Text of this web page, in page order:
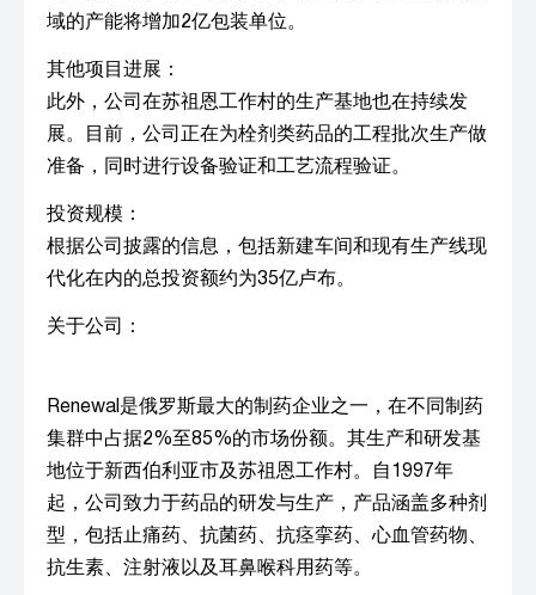
域的产能将增加2亿包装单位。
其他项目进展：
此外，公司在苏祖恩工作村的生产基地也在持续发
展。目前，公司正在为栓剂类药品的工程批次生产做
准备，同时进行设备验证和工艺流程验证。
投资规模：
根据公司披露的信息，包括新建车间和现有生产线现
代化在内的总投资额约为35亿卢布。
关于公司：
Renewal是俄罗斯最大的制药企业之一，在不同制药
集群中占据2%至85%的市场份额。其生产和研发基
地位于新西伯利亚市及苏祖恩工作村。自1997年
起，公司致力于药品的研发与生产，产品涵盖多种剂
型，包括止痛药、抗菌药、抗痉挛药、心血管药物、
抗生素、注射液以及耳鼻喉科用药等。